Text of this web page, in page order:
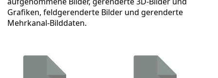
Grafiken, feldgerenderte Bilder und gerenderte
Mehrkanal-Bilddaten.